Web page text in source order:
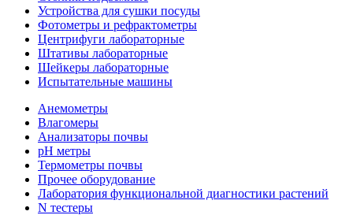
Устройства для сушки посуды
Фотометры и рефрактометры
Центрифуги лабораторные
Штативы лабораторные
Шейкеры лабораторные
Испытательные машины
Анемометры
Влагомеры
Анализаторы почвы
pH метры
Термометры почвы
Прочее оборудование
Лаборатория функциональной диагностики растений
N тестеры